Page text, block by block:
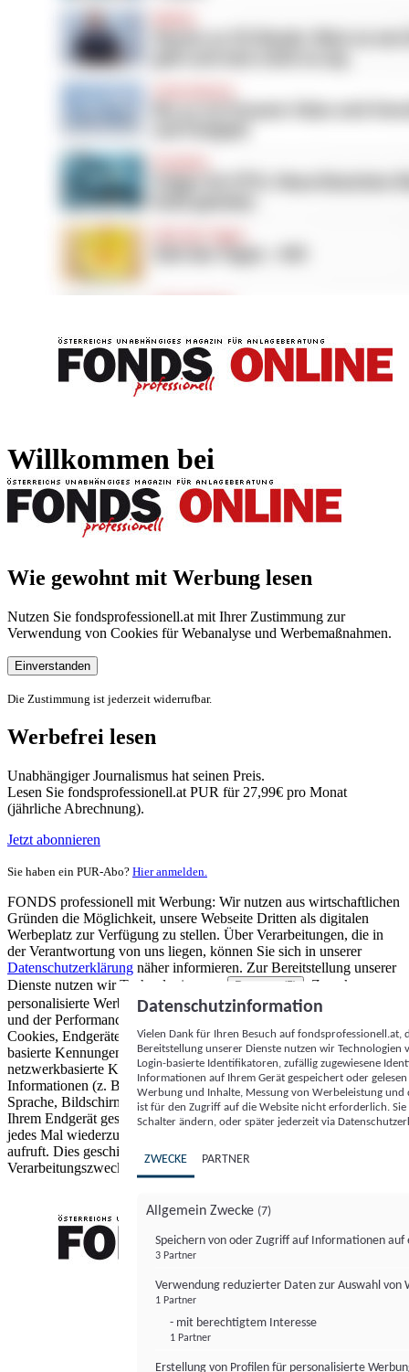
Willkommen bei
Wie gewohnt mit Werbung lesen
Nutzen Sie fondsprofessionell.at mit Ihrer Zustimmung zur
Verwendung von Cookies für Webanalyse und Werbemaßnahmen.
Einverstanden
Die Zustimmung ist jederzeit widerrufbar.
Werbefrei lesen
Unabhängiger Journalismus hat seinen Preis.
Lesen Sie fondsprofessionell.at PUR für 27,99€ pro Monat
(jährliche Abrechnung).
Jetzt abonnieren
Sie haben ein PUR-Abo? Hier anmelden.
FONDS professionell mit Werbung: Wir nutzen aus wirtschaftlichen
Gründen die Möglichkeit, unsere Webseite Dritten als digitalen
Werbeplatz zur Verfügung zu stellen. Über Verarbeitungen, die in
der Verantwortung von uns liegen, können Sie sich in unserer
Datenschutzerklärung näher informieren. Zur Bereitstellung unserer
Dienste nutzen wir Technologien von
Partnern (5)
. Zwecke:
personalisierte Werbung und Inhalte, Messung von Werbeleistung
und der Performance von Inhalten sowie Zielgruppenforschung.
Cookies, Endgeräte- oder ähnliche Online-Kennungen (z. B. login-
basierte Kennungen, zufällig generierte Kennungen,
netzwerkbasierte Kennungen) können zusammen mit anderen
Informationen (z. B. Browsertyp und Browserinformationen,
Sprache, Bildschirmgröße, unterstützte Technologien usw.) auf
Ihrem Endgerät gespeichert oder von dort ausgelesen werden, um es
jedes Mal wiederzuerkennen, wenn es eine App oder einer Webseite
aufruft. Dies geschieht für einen oder mehrere der hier aufgeführten
Verarbeitungszwecke.
Datenschutzinformation
Vielen Dank für Ihren Besuch auf
Bereitstellung unserer Dienste nutzen wir Technologien
Login-basierte Identifikatoren, zufällig zugewiesene
Informationen auf Ihrem Gerät gespeichert oder
Werbung und Inhalte, Messung von Werbeleistung
ist für den Zugriff auf die Website nicht erforderlich.
Schalter ändern, oder später jederzeit via
ZWECKE PARTNER
Allgemein Zwecke (7)
Speichern von oder Zugriff auf Informationen auf
3 Partner
Verwendung reduzierter Daten zur Auswahl von
1 Partner
- mit berechtigtem Interesse
1 Partner
Erstellung von Profilen für personalisierte
FONDS professionell